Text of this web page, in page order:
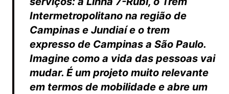
Intermetropolitano na região de
Campinas e Jundiaí e o trem
expresso de Campinas a São Paulo.
Imagine como a vida das pessoas vai
mudar. É um projeto muito relevante
em termos de mobilidade e abre um